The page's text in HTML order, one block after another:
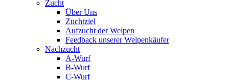
Zucht
Über Uns
Zuchtziel
Aufzucht der Welpen
Feedback unserer Welpenkäufer
Nachzucht
A-Wurf
B-Wurf
C-Wurf